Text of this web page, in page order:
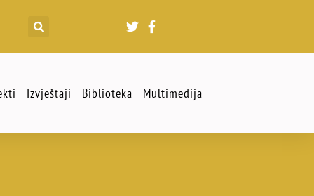
Izvještaji Biblioteka Multimedija